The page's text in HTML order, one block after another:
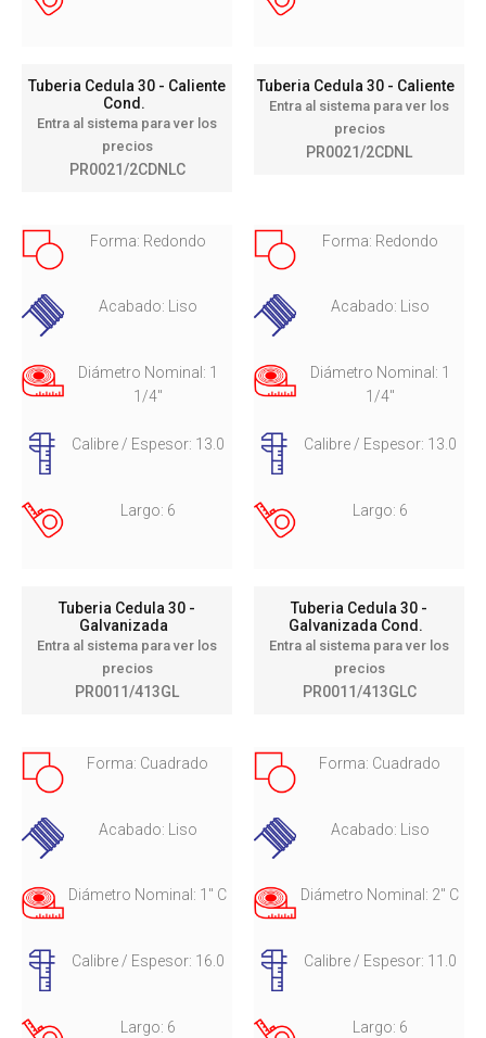
Tuberia Cedula 30 - Caliente
Cond.
Entra al sistema para ver los
precios
PR0021/2CDNLC
Tuberia Cedula 30 - Caliente
Entra al sistema para ver los
precios
PR0021/2CDNL
Forma: Redondo
Acabado: Liso
Diámetro Nominal: 1
1/4"
Calibre / Espesor: 13.0
Largo: 6
Tuberia Cedula 30 -
Galvanizada
Entra al sistema para ver los
precios
PR0011/413GL
Forma: Redondo
Acabado: Liso
Diámetro Nominal: 1
1/4"
Calibre / Espesor: 13.0
Largo: 6
Tuberia Cedula 30 -
Galvanizada Cond.
Entra al sistema para ver los
precios
PR0011/413GLC
Forma: Cuadrado
Acabado: Liso
Diámetro Nominal: 1" C
Calibre / Espesor: 16.0
Largo: 6
Forma: Cuadrado
Acabado: Liso
Diámetro Nominal: 2" C
Calibre / Espesor: 11.0
Largo: 6